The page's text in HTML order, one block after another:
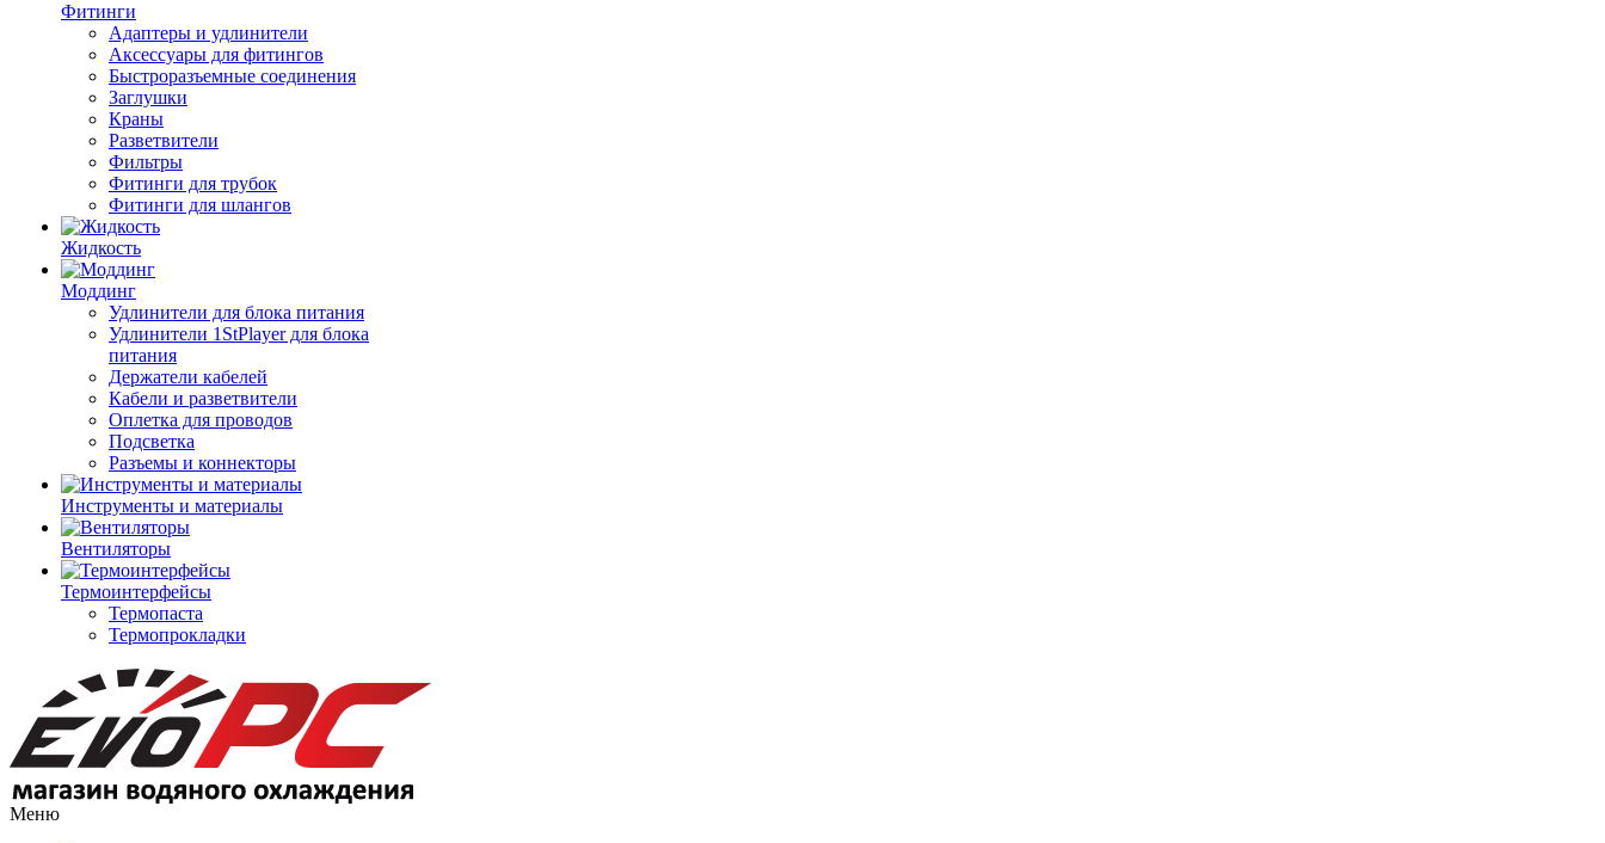
Фитинги
Адаптеры и удлинители
Аксессуары для фитингов
Быстроразъемные соединения
Заглушки
Краны
Разветвители
Фильтры
Фитинги для трубок
Фитинги для шлангов
Жидкость
Моддинг
Удлинители для блока питания
Удлинители 1StPlayer для блока
питания
Держатели кабелей
Кабели и разветвители
Оплетка для проводов
Подсветка
Разъемы и коннекторы
Инструменты и материалы
Вентиляторы
Термоинтерфейсы
Термопаста
Термопрокладки
Меню